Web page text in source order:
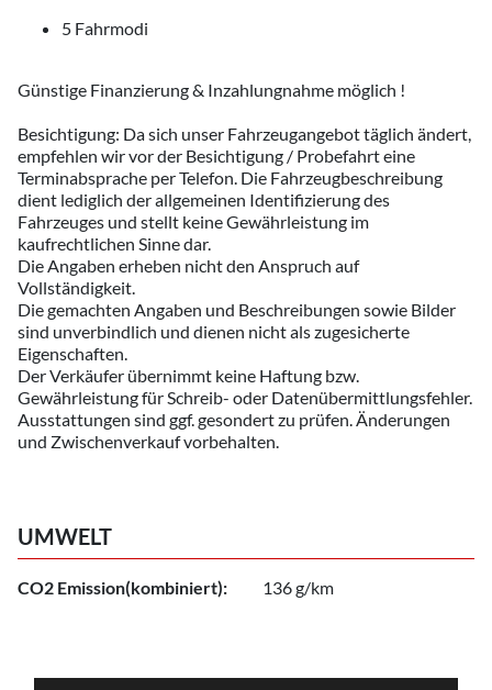
5 Fahrmodi
Günstige Finanzierung & Inzahlungnahme möglich !
Besichtigung: Da sich unser Fahrzeugangebot täglich ändert,
empfehlen wir vor der Besichtigung / Probefahrt eine
Terminabsprache per Telefon. Die Fahrzeugbeschreibung
dient lediglich der allgemeinen Identifizierung des
Fahrzeuges und stellt keine Gewährleistung im
kaufrechtlichen Sinne dar.
Die Angaben erheben nicht den Anspruch auf
Vollständigkeit.
Die gemachten Angaben und Beschreibungen sowie Bilder
sind unverbindlich und dienen nicht als zugesicherte
Eigenschaften.
Der Verkäufer übernimmt keine Haftung bzw.
Gewährleistung für Schreib- oder Datenübermittlungsfehler.
Ausstattungen sind ggf. gesondert zu prüfen. Änderungen
und Zwischenverkauf vorbehalten.
UMWELT
CO2 Emission(kombiniert): 136 g/km